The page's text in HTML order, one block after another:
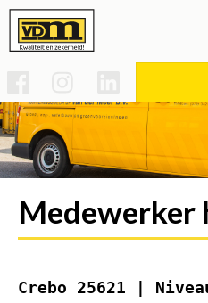
Werken
Voorman Grond,
Basis technicus SPG
Over
Medewerker
Crebo 25621 |